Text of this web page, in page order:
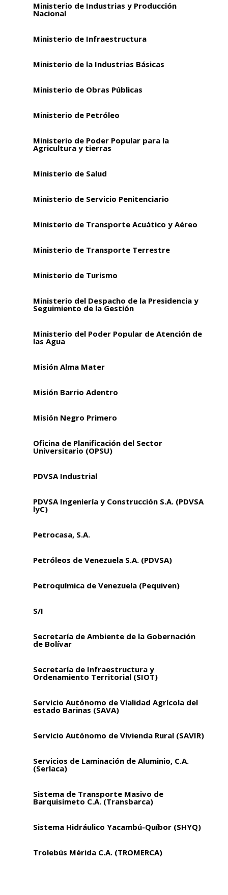
Ministerio de Industrias y Producción
Nacional
Ministerio de Infraestructura
Ministerio de la Industrias Básicas
Ministerio de Obras Públicas
Ministerio de Petróleo
Ministerio de Poder Popular para la
Agricultura y tierras
Ministerio de Salud
Ministerio de Servicio Penitenciario
Ministerio de Transporte Acuático y Aéreo
Ministerio de Transporte Terrestre
Ministerio de Turismo
Ministerio del Despacho de la Presidencia y
Seguimiento de la Gestión
Ministerio del Poder Popular de Atención de
las Agua
Misión Alma Mater
Misión Barrio Adentro
Misión Negro Primero
Oficina de Planificación del Sector
Universitario (OPSU)
PDVSA Industrial
PDVSA Ingeniería y Construcción S.A. (PDVSA
lyC)
Petrocasa, S.A.
Petróleos de Venezuela S.A. (PDVSA)
Petroquímica de Venezuela (Pequiven)
S/I
Secretaría de Ambiente de la Gobernación
de Bolívar
Secretaría de Infraestructura y
Ordenamiento Territorial (SIOT)
Servicio Autónomo de Vialidad Agrícola del
estado Barinas (SAVA)
Servicio Autónomo de Vivienda Rural (SAVIR)
Servicios de Laminación de Aluminio, C.A.
(Serlaca)
Sistema de Transporte Masivo de
Barquisimeto C.A. (Transbarca)
Sistema Hidráulico Yacambú-Quíbor (SHYQ)
Trolebús Mérida C.A. (TROMERCA)